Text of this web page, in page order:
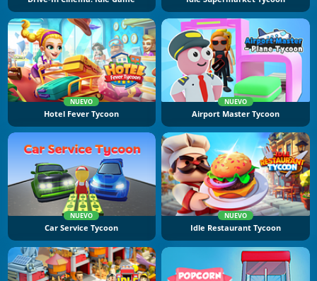
NUEVO
Hotel Fever Tycoon
NUEVO
Airport Master Tycoon
NUEVO
Car Service Tycoon
NUEVO
Idle Restaurant Tycoon